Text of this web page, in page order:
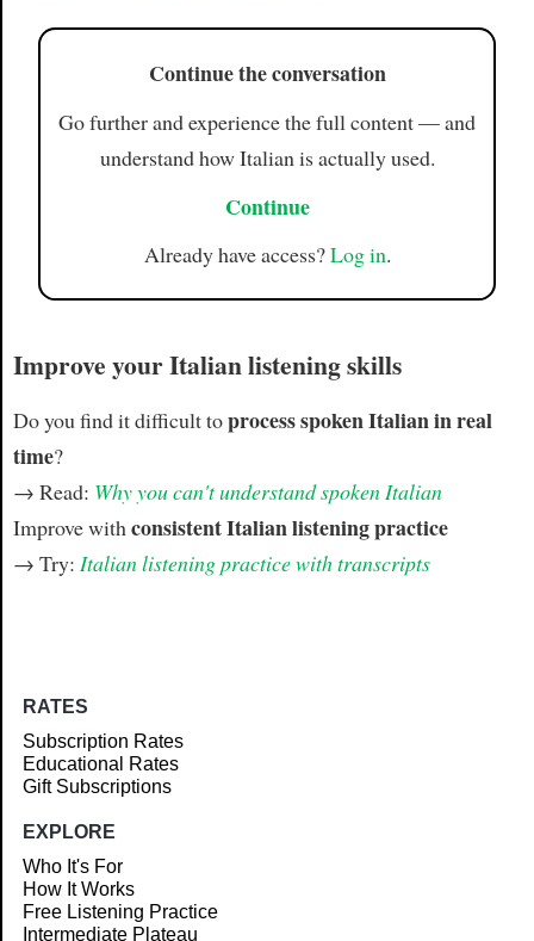
Continue the conversation
Go further and experience the full content — and
understand how Italian is actually used.
Continue
Already have access?Log in.
Improve your Italian listening skills
Do you find it difficult toprocess spoken Italian in real
time?
→ Read: Why you can't understand spoken Italian
Improve with consistent Italian listening practice
→ Try: Italian listening practice with transcripts
RATES
Subscription Rates
Educational Rates
Gift Subscriptions
EXPLORE
Who It's For
How It Works
Free Listening Practice
Intermediate Plateau